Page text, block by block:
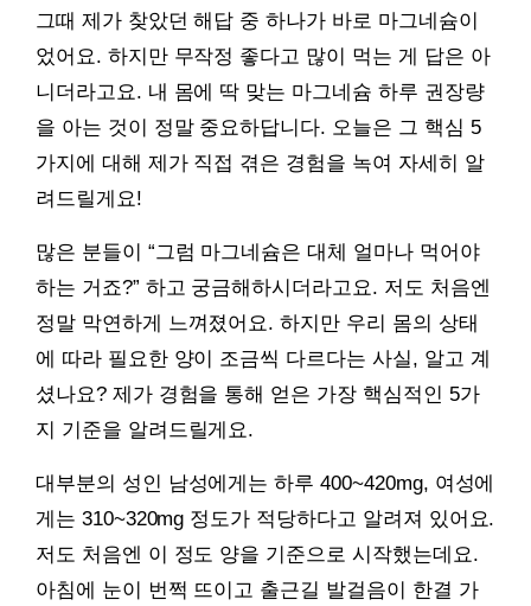
그때 제가 찾았던 해답 중 하나가 바로 마그네슘이
었어요. 하지만 무작정 좋다고 많이 먹는 게 답은 아
니더라고요. 내 몸에 딱 맞는 마그네슘 하루 권장량
을 아는 것이 정말 중요하답니다. 오늘은 그 핵심 5
가지에 대해 제가 직접 겪은 경험을 녹여 자세히 알
려드릴게요!
많은 분들이 “그럼 마그네슘은 대체 얼마나 먹어야
하는 거죠?” 하고 궁금해하시더라고요. 저도 처음엔
정말 막연하게 느껴졌어요. 하지만 우리 몸의 상태
에 따라 필요한 양이 조금씩 다르다는 사실, 알고 계
셨나요? 제가 경험을 통해 얻은 가장 핵심적인 5가
지 기준을 알려드릴게요.
대부분의 성인 남성에게는 하루 400~420mg, 여성에
게는 310~320mg 정도가 적당하다고 알려져 있어요.
저도 처음엔 이 정도 양을 기준으로 시작했는데요.
아침에 눈이 번쩍 뜨이고 출근길 발걸음이 한결 가